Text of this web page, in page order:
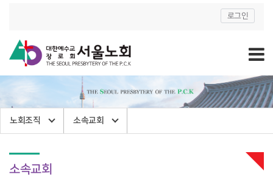
로그인
노회조직 소속교회
소속교회